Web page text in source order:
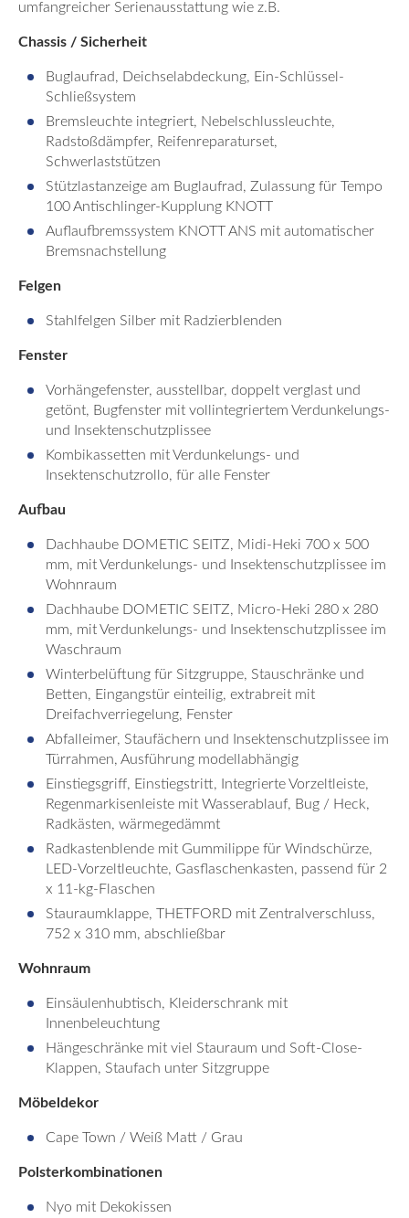
umfangreicher Serienausstattung wie z.B.
Chassis / Sicherheit
Buglaufrad, Deichselabdeckung, Ein-Schlüssel-
Schließsystem
Bremsleuchte integriert, Nebelschlussleuchte,
Radstoßdämpfer, Reifenreparaturset,
Schwerlaststützen
Stützlastanzeige am Buglaufrad, Zulassung für Tempo
100 Antischlinger-Kupplung KNOTT
Auflaufbremssystem KNOTT ANS mit automatischer
Bremsnachstellung
Felgen
Stahlfelgen Silber mit Radzierblenden
Fenster
Vorhängefenster, ausstellbar, doppelt verglast und
getönt, Bugfenster mit vollintegriertem Verdunkelungs-
und Insektenschutzplissee
Kombikassetten mit Verdunkelungs- und
Insektenschutzrollo, für alle Fenster
Aufbau
Dachhaube DOMETIC SEITZ, Midi-Heki 700 x 500
mm, mit Verdunkelungs- und Insektenschutzplissee im
Wohnraum
Dachhaube DOMETIC SEITZ, Micro-Heki 280 x 280
mm, mit Verdunkelungs- und Insektenschutzplissee im
Waschraum
Winterbelüftung für Sitzgruppe, Stauschränke und
Betten, Eingangstür einteilig, extrabreit mit
Dreifachverriegelung, Fenster
Abfalleimer, Staufächern und Insektenschutzplissee im
Türrahmen, Ausführung modellabhängig
Einstiegsgriff, Einstiegstritt, Integrierte Vorzeltleiste,
Regenmarkisenleiste mit Wasserablauf, Bug / Heck,
Radkästen, wärmegedämmt
Radkastenblende mit Gummilippe für Windschürze,
LED-Vorzeltleuchte, Gasflaschenkasten, passend für 2
x 11-kg-Flaschen
Stauraumklappe, THETFORD mit Zentralverschluss,
752 x 310 mm, abschließbar
Wohnraum
Einsäulenhubtisch, Kleiderschrank mit
Innenbeleuchtung
Hängeschränke mit viel Stauraum und Soft-Close-
Klappen, Staufach unter Sitzgruppe
Möbeldekor
Cape Town / Weiß Matt / Grau
Polsterkombinationen
Nyo mit Dekokissen